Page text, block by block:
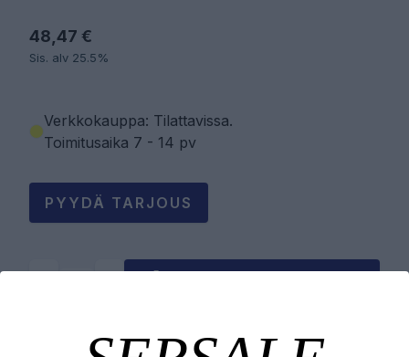
48,47 €
Sis. alv 25.5%
Verkkokauppa: Tilattavissa.
Toimitusaika 7 - 14 pv
PYYDÄ TARJOUS